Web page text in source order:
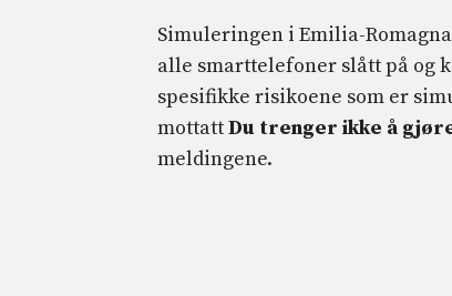
Simuleringen i Emilia-
alle smarttelefoner slått på og
spesifikke risikoene som er
mottattDu trenger ikke å
meldingene.